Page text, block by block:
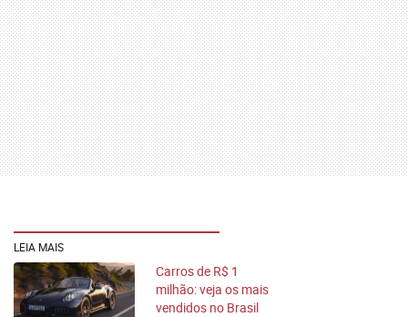
LEIA MAIS
Carros de R$ 1
milhão: veja os mais
vendidos no Brasil